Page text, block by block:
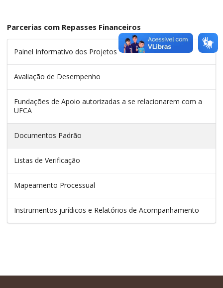
Parcerias com Repasses Financeiros
Painel Informativo dos Projetos
Avaliação de Desempenho
Fundações de Apoio autorizadas a se relacionarem com a
UFCA
Documentos Padrão
Listas de Verificação
Mapeamento Processual
Instrumentos jurídicos e Relatórios de Acompanhamento